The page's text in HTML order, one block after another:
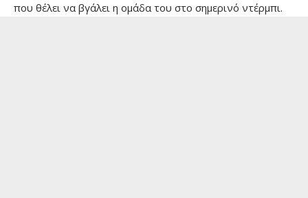
που θέλει να βγάλει η ομάδα του στο σημερινό ντέρμπι.